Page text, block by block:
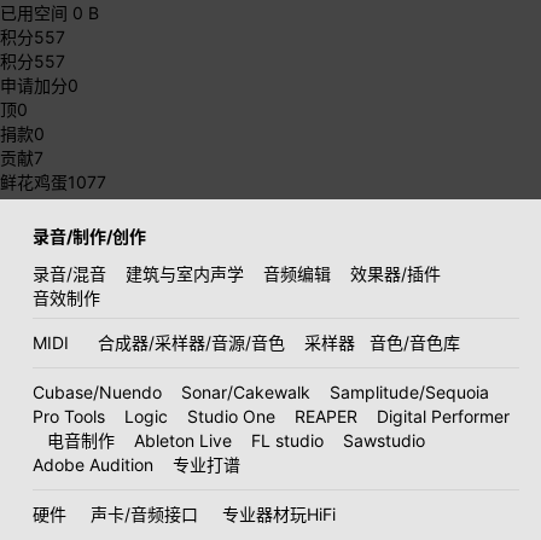
已用空间 0 B
积分557
积分557
申请加分0
顶0
捐款0
贡献7
鲜花鸡蛋1077
录音/制作/创作
录音/混音
建筑与室内声学 音频编辑
效果器/插件
音效制作
MIDI 合成器/采样器/音源/音色 采样器 音色/音色库
Cubase/Nuendo Sonar/Cakewalk
Samplitude/Sequoia
Pro Tools
Logic Studio One REAPER
Digital Performer
电音制作
Ableton Live FL studio
Sawstudio
Adobe Audition
专业打谱
硬件 声卡/音频接口
专业器材玩HiFi